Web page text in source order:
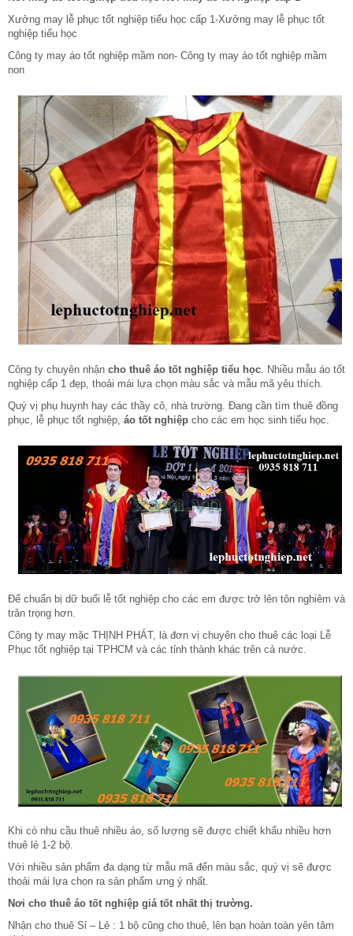
Xưởng may lễ phục tốt nghiệp tiểu học cấp 1-Xưởng may lễ phục tốt
nghiệp tiểu học
Công ty may áo tốt nghiệp mầm non- Công ty may áo tốt nghiệp mầm
non
Công ty chuyên nhận cho thuê áo tốt nghiệp tiểu học . Nhiều mẫu áo tốt
nghiệp cấp 1 đẹp, thoải mái lựa chọn màu sắc và mẫu mã yêu thích.
Quý vị phụ huynh hay các thầy cô, nhà trường. Đang cần tìm thuê đồng
phục, lễ phục tốt nghiệp, áo tốt nghiệp cho các em học sinh tiểu học.
Để chuẩn bị dữ buổi lễ tốt nghiệp cho các em được trở lên tôn nghiêm và
trân trọng hơn.
Công ty may mặc THỊNH PHÁT, là đơn vị chuyên cho thuê các loại Lễ
Phục tốt nghiệp tại TPHCM và các tỉnh thành khác trên cả nước.
Khi có nhu cầu thuê nhiều áo, số lượng sẽ được chiết khấu nhiều hơn
thuê lẻ 1-2 bộ.
Với nhiều sản phẩm đa dạng từ mẫu mã đến màu sắc, quý vị sẽ được
thoải mái lựa chọn ra sản phẩm ưng ý nhất.
Nơi cho thuê áo tốt nghiệp giá tốt nhất thị trường.
Nhận cho thuê Sỉ – Lẻ : 1 bộ cũng cho thuê, lên bạn hoàn toàn yên tâm